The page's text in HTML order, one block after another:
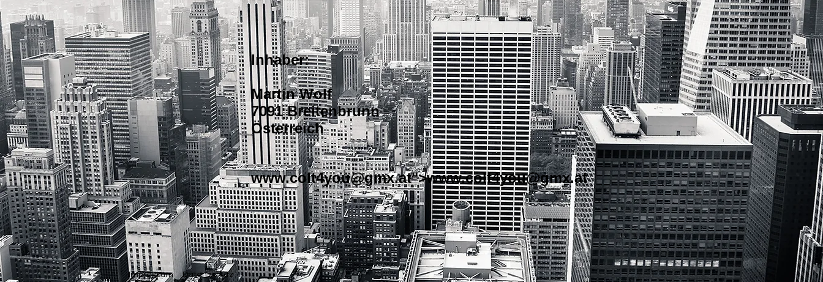
Inhaber:
Martin Wolf
7091 Breitenbrunn
Österreich
www.colt4you@gmx.at">www.colt4you@gmx.at
Impressum Datenschutz